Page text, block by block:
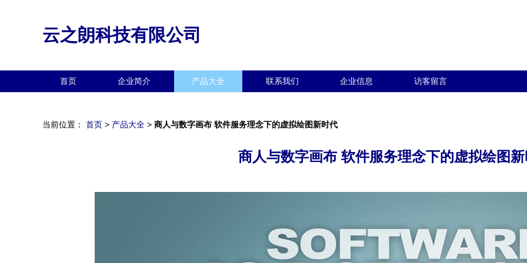
云之朗科技有限公司
首页 企业简介 产品大全 联系我们 企业信息 访客留言
当前位置： 首页 > 产品大全 > 商人与数字画布 软件服务理念下的虚拟绘图新时代
商人与数字画布 软件服务理念下的虚拟绘图